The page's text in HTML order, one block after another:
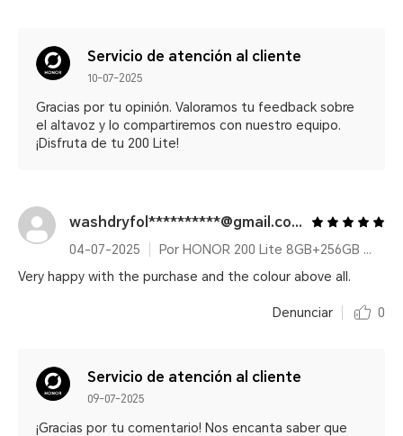
Servicio de atención al cliente
10-07-2025
Gracias por tu opinión. Valoramos tu feedback sobre
el altavoz y lo compartiremos con nuestro equipo.
¡Disfruta de tu 200 Lite!
washdryfol**********@gmail.com
04-07-2025
Por HONOR 200 Lite 8GB+256GB Cyan Lake
Very happy with the purchase and the colour above all.
Denunciar 0
Servicio de atención al cliente
09-07-2025
¡Gracias por tu comentario! Nos encanta saber que